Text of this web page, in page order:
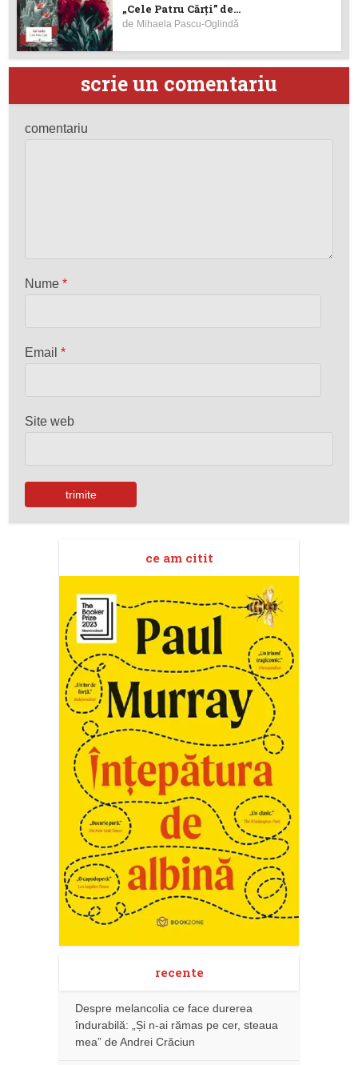
„Cele Patru Cărți” de...
de Mihaela Pascu-Oglindă
scrie un comentariu
comentariu
Nume*
Email*
Site web
ce am citit
recente
Despre melancolia ce face durerea
îndurabilă: „Și n-ai rămas pe cer, steaua
mea” de Andrei Crăciun